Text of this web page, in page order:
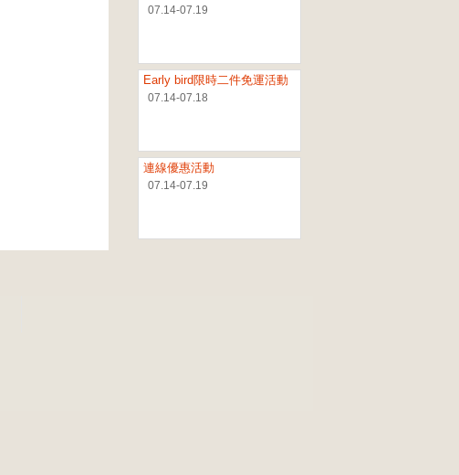
07.14-07.19
Early bird限時二件免運活動
07.14-07.18
連線優惠活動
07.14-07.19